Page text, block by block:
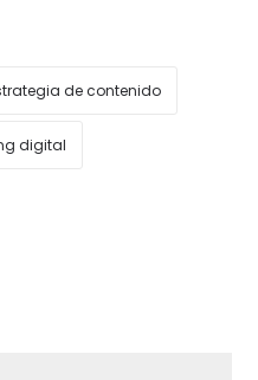
de contenido
digital